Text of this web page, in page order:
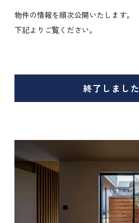
物件の情報を順次公開いたします。
下記よりご覧ください。
終了しました